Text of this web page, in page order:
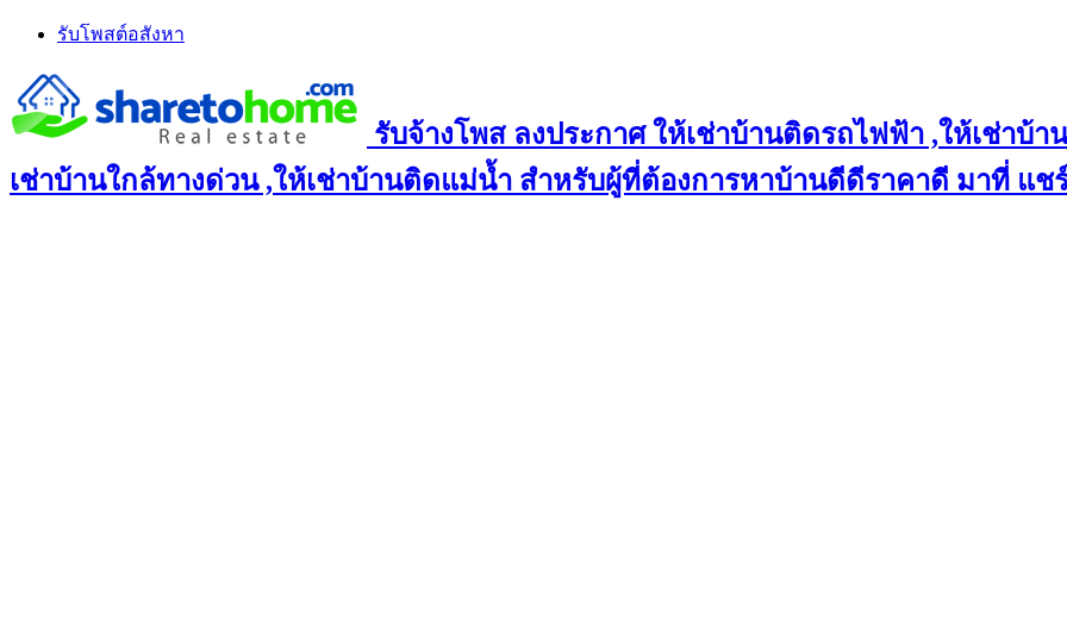
Skip
content
รับโพสต์อสังหา
รับจ้างโพส ลงประกาศ ให้เช่าบ้านติดรถไฟฟ้า ,ให้เช่าบ้า
เช่าบ้านใกล้ทางด่วน ,ให้เช่าบ้านติดแม่น้ำ สำหรับผู้ที่ต้องการหาบ้านดีดีราคาดี มาที่ แ